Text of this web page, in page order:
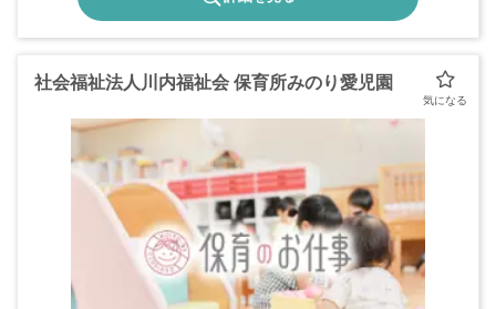
社会福祉法人川内福祉会 保育所みのり愛児園